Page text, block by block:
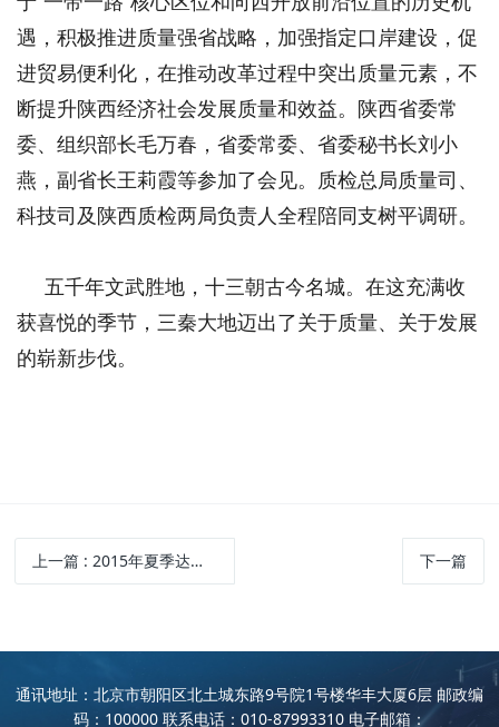
遇，积极推进质量强省战略，加强指定口岸建设，促
进贸易便利化，在推动改革过程中突出质量元素，不
断提升陕西经济社会发展质量和效益。陕西省委常
委、组织部长毛万春，省委常委、省委秘书长刘小
燕，副省长王莉霞等参加了会见。质检总局质量司、
科技司及陕西质检两局负责人全程陪同支树平调研。
五千年文武胜地，十三朝古今名城。在这充满收
获喜悦的季节，三秦大地迈出了关于质量、关于发展
的崭新步伐。
上一篇 : 2015年夏季达沃斯年会在大连召开 下一篇
通讯地址：北京市朝阳区北土城东路9号院1号楼华丰大厦6层 邮政编
码：100000 联系电话：010-87993310 电子邮箱：